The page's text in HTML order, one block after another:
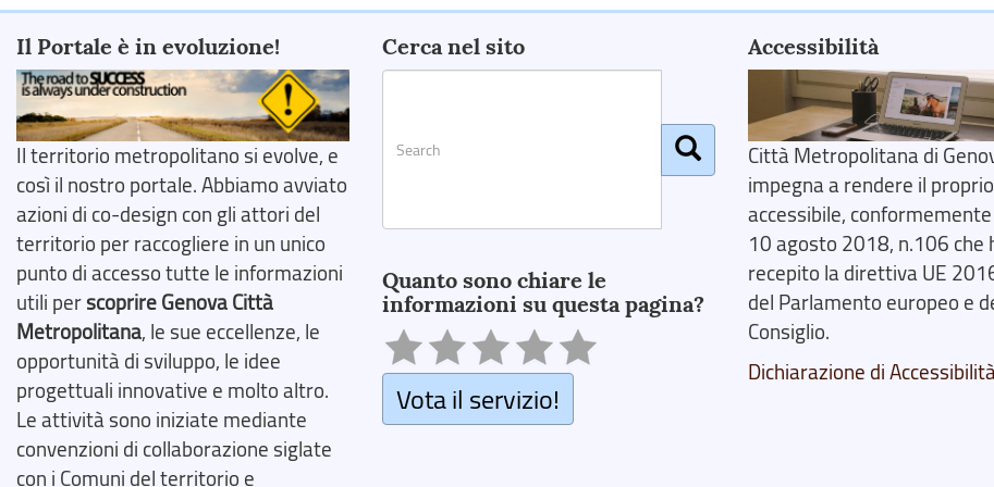
Il Portale è in evoluzione!
Il territorio metropolitano si evolve, e
così il nostro portale. Abbiamo avviato
azioni di co-design con gli attori del
territorio per raccogliere in un unico
punto di accesso tutte le informazioni
utili perscoprire Genova Città
Metropolitana, le sue eccellenze, le
opportunità di sviluppo, le idee
progettuali innovative e molto altro.
Le attività sono iniziate mediante
convenzioni di collaborazione siglate
con i Comuni del territorio e
Cerca nel sito
Quanto sono chiare le
informazioni su questa pagina?
Vota il servizio!
Accessibilità
Città Metropolitana di
impegna a rendere il
accessibile, conformemente
10 agosto 2018, n.106 che
recepito la direttiva UE
del Parlamento europeo e
Consiglio.
Dichiarazione di